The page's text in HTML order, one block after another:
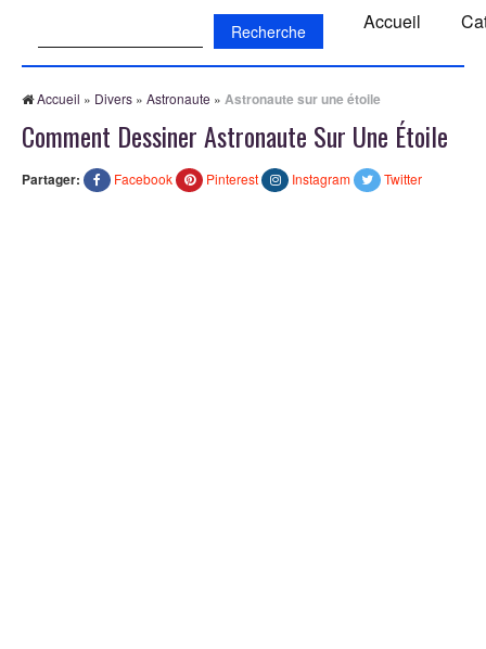
Accueil
Accueil » Divers » Astronaute » Astronaute sur une étoile
Comment Dessiner Astronaute Sur Une Étoile
Partager: Facebook Pinterest Instagram Twitter